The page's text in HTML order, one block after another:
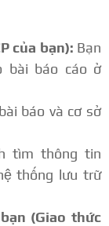
của bạn): Bạn
bài báo cáo ở
báo và cơ sở
tìm thông tin
thống lưu trữ
(Giao thức